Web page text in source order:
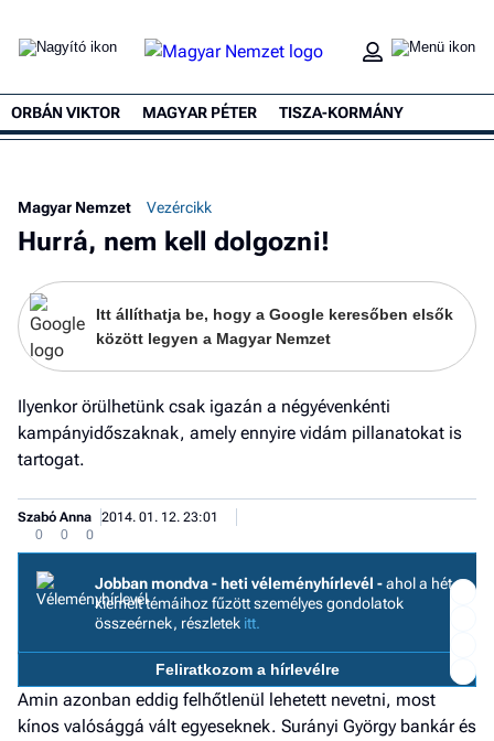
ORBÁN VIKTOR MAGYAR PÉTER TISZA-KORMÁNY
Magyar Nemzet Vezércikk
Hurrá, nem kell dolgozni!
Itt állíthatja be, hogy a Google keresőben elsők
között legyen a Magyar Nemzet
Ilyenkor örülhetünk csak igazán a négyévenkénti
kampányidőszaknak, amely ennyire vidám pillanatokat is
tartogat.
Szabó Anna
2014. 01. 12. 23:01
0
0 0
Jobban mondva - heti véleményhírlevél -ahol a hét
kiemelt témáihoz fűzött személyes gondolatok
összeérnek, részletek itt.
Feliratkozom a hírlevélre
Amin azonban eddig felhőtlenül lehetett nevetni, most
kínos valósággá vált egyeseknek. Surányi György bankár és